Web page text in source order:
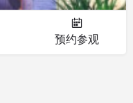
预约参观